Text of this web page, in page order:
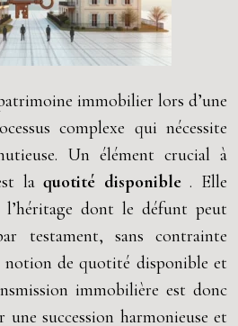
immobilier lors d’une
complexe qui nécessite
Un élément crucial à
laquotité disponible. Elle
dont le défunt peut
testament, sans contrainte
notion de quotité disponible et
immobilière est donc
succession harmonieuse et